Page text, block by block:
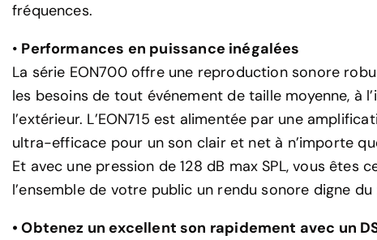
fréquences.
• Performances en puissance inégalées
La série EON700 offre une reproduction sonore
les besoins de tout événement de taille moyenne, à
l’extérieur. L’EON715 est alimentée par une
ultra-efficace pour un son clair et net à n’importe
Et avec une pression de 128 dB max SPL, vous êtes
l’ensemble de votre public un rendu sonore digne
• Obtenez un excellent son rapidement avec un